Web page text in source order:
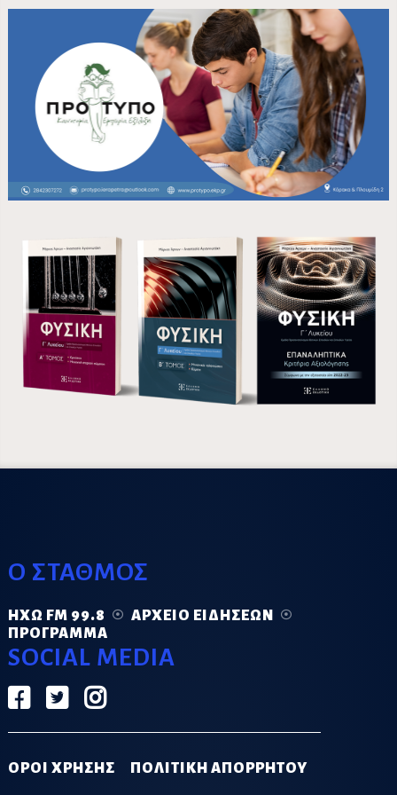
Ο ΣΤΑΘΜΟΣ
ΗΧΏ FM 99.8
ΑΡΧΕΊΟ ΕΙΔΉΣΕΩΝ
ΠΡΌΓΡΑΜΜΑ
SOCIAL MEDIA
ΟΡΟΙ ΧΡΗΣΗΣ ΠΟΛΙΤΙΚΗ ΑΠΟΡΡΗΤΟΥ